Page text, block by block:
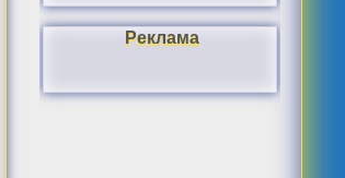
Реклама